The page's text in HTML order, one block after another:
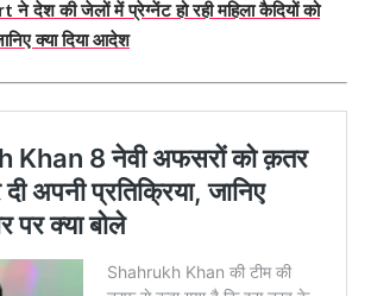
देश की जेलों में प्रेग्नेंट हो रही महिला कैदियों को
क्या दिया आदेश